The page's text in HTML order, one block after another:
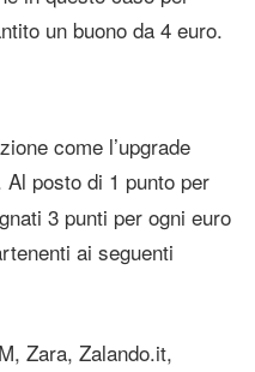
un buono da 4 euro.
come l’upgrade
Al posto di 1 punto per
3 punti per ogni euro
ai seguenti
Zara, Zalando.it,